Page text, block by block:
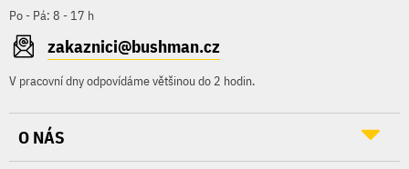
Po - Pá: 8 - 17 h
zakaznici@bushman.cz
V pracovní dny odpovídáme většinou do 2 hodin.
O NÁS